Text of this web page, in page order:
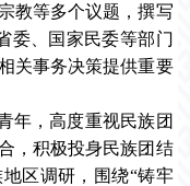
教等多个议题，撰写
委、国家民委等部门
关事务决策提供重要
年，高度重视民族团
，积极投身民族团结
区调研，围绕“铸牢